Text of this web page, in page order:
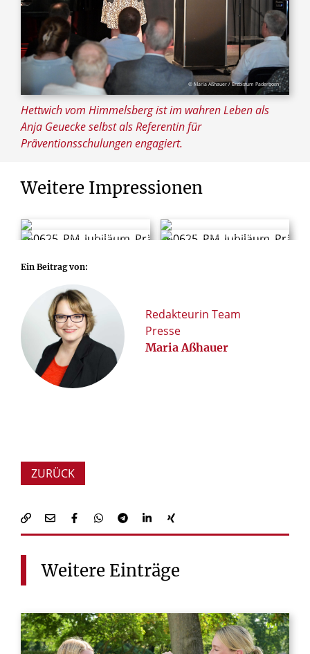
© Maria Aßhauer / Erzbistum Paderborn
Hettwich vom Himmelsberg ist im wahren Leben als
Anja Geuecke selbst als Referentin für
Präventionsschulungen engagiert.
Weitere Impressionen
© Maria Aßhauer / Erzbistum Paderborn
© Maria Aßhauer / Erzbistum Paderborn
Ein Beitrag von:
Redakteurin Team
Presse
Maria Aßhauer
ZURÜCK
Weitere Einträge